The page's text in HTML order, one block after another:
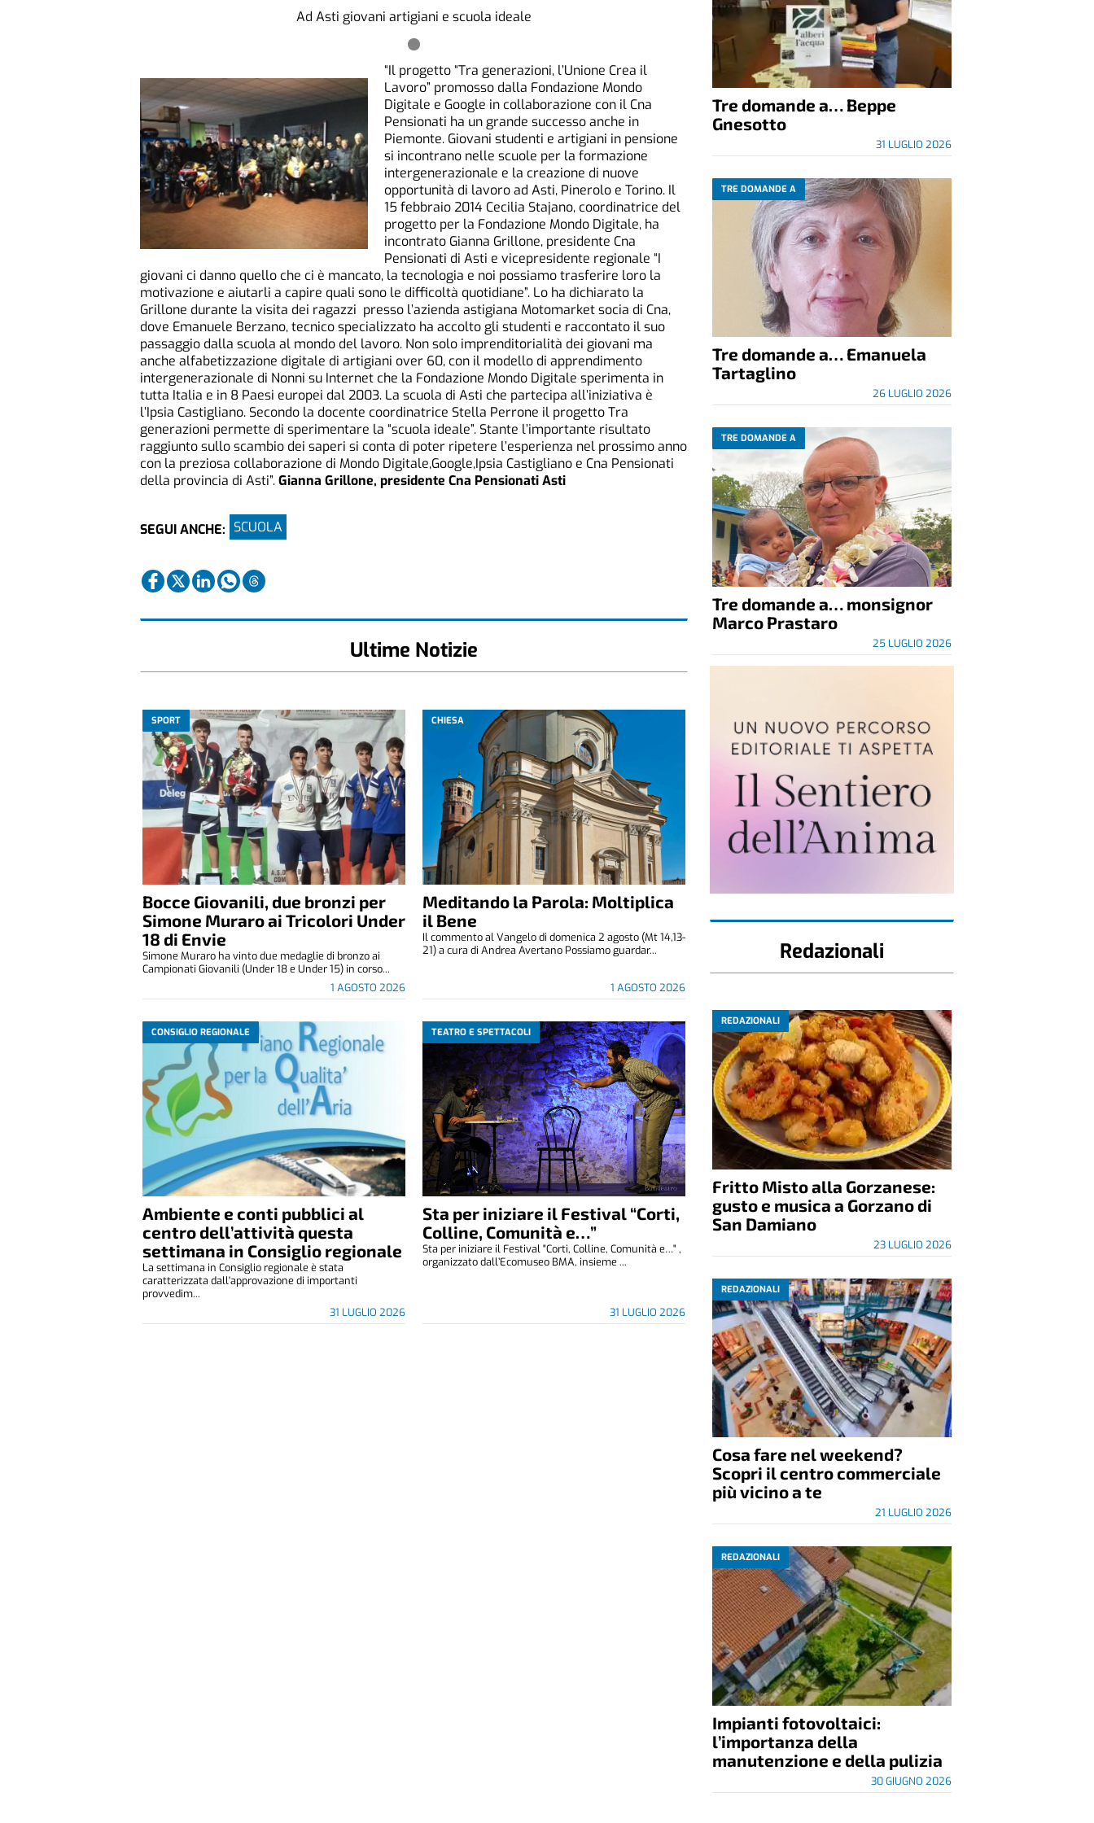
Ad Asti giovani artigiani e scuola ideale
“Il progetto “Tra generazioni, l’Unione Crea il
Lavoro” promosso dalla Fondazione Mondo
Digitale e Google in collaborazione con il Cna
Pensionati ha un grande successo anche in
Piemonte. Giovani studenti e artigiani in pensione
si incontrano nelle scuole per la formazione
intergenerazionale e la creazione di nuove
opportunità di lavoro ad Asti, Pinerolo e Torino. Il
15 febbraio 2014 Cecilia Stajano, coordinatrice del
progetto per la Fondazione Mondo Digitale, ha
incontrato Gianna Grillone, presidente Cna
Pensionati di Asti e vicepresidente regionale “I
giovani ci danno quello che ci è mancato, la tecnologia e noi possiamo trasferire loro la
motivazione e aiutarli a capire quali sono le difficoltà quotidiane”. Lo ha dichiarato la
Grillone durante la visita dei ragazzi presso l’azienda astigiana Motomarket socia di Cna,
dove Emanuele Berzano, tecnico specializzato ha accolto gli studenti e raccontato il suo
passaggio dalla scuola al mondo del lavoro. Non solo imprenditorialità dei giovani ma
anche alfabetizzazione digitale di artigiani over 60, con il modello di apprendimento
intergenerazionale di Nonni su Internet che la Fondazione Mondo Digitale sperimenta in
tutta Italia e in 8 Paesi europei dal 2003. La scuola di Asti che partecipa all’iniziativa è
l’Ipsia Castigliano. Secondo la docente coordinatrice Stella Perrone il progetto Tra
generazioni permette di sperimentare la “scuola ideale”. Stante l’importante risultato
raggiunto sullo scambio dei saperi si conta di poter ripetere l’esperienza nel prossimo anno
con la preziosa collaborazione di Mondo Digitale,Google,Ipsia Castigliano e Cna Pensionati
della provincia di Asti”.Gianna Grillone, presidente Cna Pensionati Asti
SEGUI ANCHE: SCUOLA
Ultime Notizie
SPORT
Bocce Giovanili, due bronzi per
Simone Muraro ai Tricolori Under
18 di Envie
1 AGOSTO 2026
Simone Muraro ha vinto due medaglie di bronzo ai
Campionati Giovanili (Under 18 e Under 15) in corso...
CHIESA
Meditando la Parola: Moltiplica
il Bene
1 AGOSTO 2026
Il commento al Vangelo di domenica 2 agosto (Mt 14,13-
21) a cura di Andrea Avertano Possiamo guardar...
CONSIGLIO REGIONALE
Ambiente e conti pubblici al
centro dell’attività questa
settimana in Consiglio regionale
31 LUGLIO 2026
La settimana in Consiglio regionale è stata
caratterizzata dall'approvazione di importanti
provvedim...
TEATRO E SPETTACOLI
Sta per iniziare il Festival “Corti,
Colline, Comunità e…”
31 LUGLIO 2026
Sta per iniziare il Festival "Corti, Colline, Comunità e…" ,
organizzato dall’Ecomuseo BMA, insieme ...
Tre domande a… Beppe
Gnesotto
31 LUGLIO 2026
TRE DOMANDE A
Tre domande a… Emanuela
Tartaglino
26 LUGLIO 2026
TRE DOMANDE A
Tre domande a… monsignor
Marco Prastaro
25 LUGLIO 2026
Redazionali
REDAZIONALI
Fritto Misto alla Gorzanese:
gusto e musica a Gorzano di
San Damiano
23 LUGLIO 2026
REDAZIONALI
Cosa fare nel weekend?
Scopri il centro commerciale
più vicino a te
21 LUGLIO 2026
REDAZIONALI
Impianti fotovoltaici:
l’importanza della
manutenzione e della pulizia
30 GIUGNO 2026